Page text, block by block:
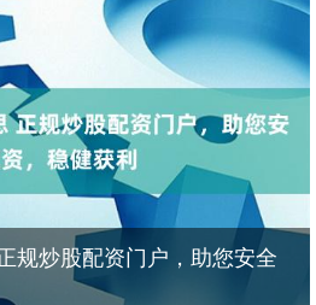
规炒股配资门户，助您安全